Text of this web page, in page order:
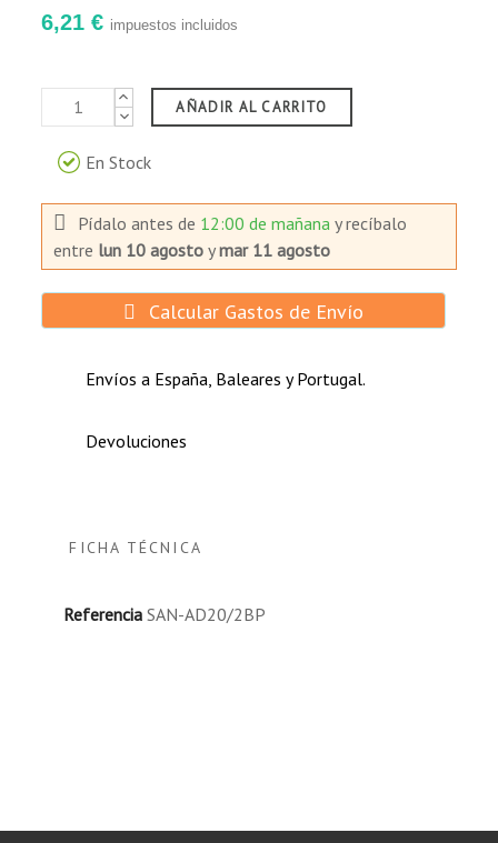
6,21 € impuestos incluidos
AÑADIR AL CARRITO
En Stock
Pídalo antes de 12:00 de mañanay recíbalo
entre lun 10 agosto ymar 11 agosto
Calcular Gastos de Envío
Envíos a España, Baleares y Portugal.
Devoluciones
FICHA TÉCNICA
Referencia SAN-AD20/2BP